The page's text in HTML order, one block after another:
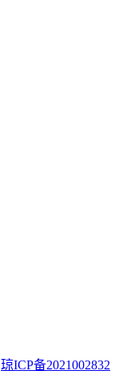
琼ICP备2021002832